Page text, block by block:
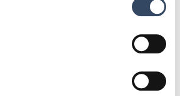
TIKT IZMANTOTAS ZEMĀS